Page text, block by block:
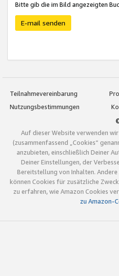
Bitte gib die im Bild angezeigten
E-mail senden
Teilnahmevereinbarung
Nutzungsbestimmungen
Auf dieser Website verwenden
(zusammenfassend „Cookies“
anzubieten, einschließlich Deiner
Deiner Einstellungen, der
Bereitstellung von Inhalten.
können Cookies für zusätzliche
zu erfahren, wie Amazon Cookies
zu Amazon-